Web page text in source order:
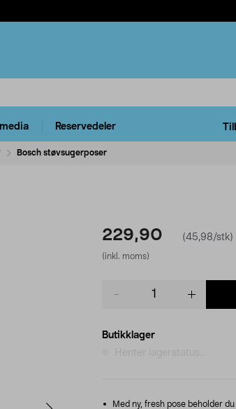
Reservedeler
Bosch støvsugerposer
229,90 (45,98/stk)
(inkl. moms)
Butikklager
Med ny, fresh pose beholder